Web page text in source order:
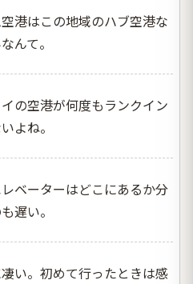
港はこの地域のハブ空港な
んて。
の空港が何度もランクイン
よね。
ベーターはどこにあるか分
遅い。
い。初めて行ったときは感